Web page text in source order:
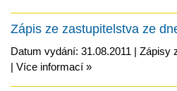
Zápis ze zastupitelstva ze
Datum vydání: 31.08.2011 | Zápisy
| Více informací »